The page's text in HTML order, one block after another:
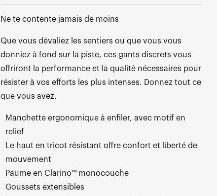
Ne te contente jamais de moins
Que vous dévaliez les sentiers ou que vous vous
donniez à fond sur la piste, ces gants discrets vous
offriront la performance et la qualité nécessaires pour
résister à vos efforts les plus intenses. Donnez tout ce
que vous avez.
Manchette ergonomique à enfiler, avec motif en
relief
Le haut en tricot résistant offre confort et liberté de
mouvement
Paume en Clarino™ monocouche
Goussets extensibles